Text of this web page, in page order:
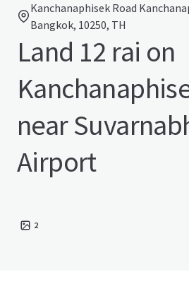
Kanchanaphisek Road
Bangkok, 10250, TH
Land 12 rai on
near
Airport
2